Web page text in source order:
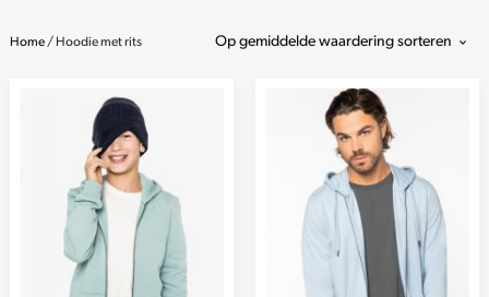
Home/ Hoodie met rits